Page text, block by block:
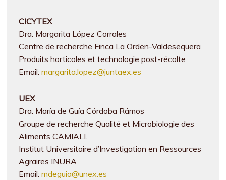
CICYTEX
Dra. Margarita López Corrales
Centre de recherche Finca La Orden-Valdesequera
Produits horticoles et technologie post-récolte
Email:margarita.lopez@juntaex.es
UEX
Dra. María de Guía Córdoba Rámos
Groupe de recherche Qualité et Microbiologie des
Aliments CAMIALI.
Institut Universitaire d’Investigation en Ressources
Agraires INURA
Email:mdeguia@unex.es